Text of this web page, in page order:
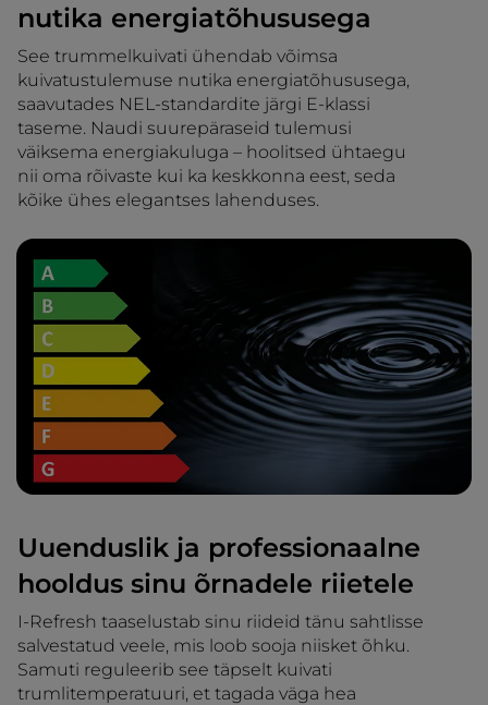
nutika energiatõhususega
See trummelkuivati ühendab võimsa
kuivatustulemuse nutika energiatõhususega,
saavutades NEL-standardite järgi E-klassi
taseme. Naudi suurepäraseid tulemusi
väiksema energiakuluga – hoolitsed ühtaegu
nii oma rõivaste kui ka keskkonna eest, seda
kõike ühes elegantses lahenduses.
Uuenduslik ja professionaalne
hooldus sinu õrnadele riietele
I-Refresh taaselustab sinu riideid tänu sahtlisse
salvestatud veele, mis loob sooja niisket õhku.
Samuti reguleerib see täpselt kuivati
trumlitemperatuuri, et tagada väga hea